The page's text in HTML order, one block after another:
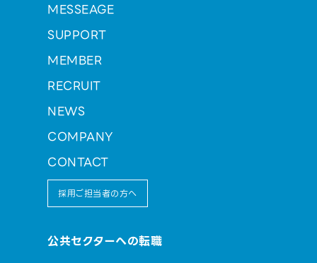
MESSEAGE
SUPPORT
MEMBER
RECRUIT
NEWS
COMPANY
CONTACT
採用ご担当者の方へ
公共セクターへの転職